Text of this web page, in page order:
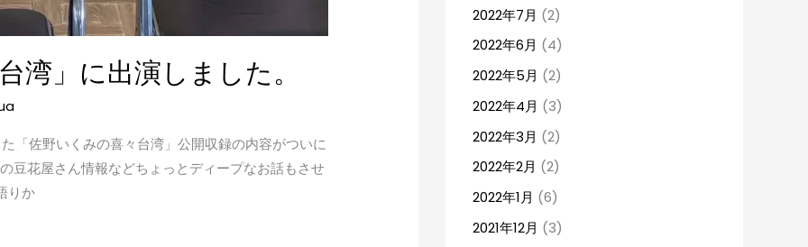
湾」に出演しました。
「佐野いくみの喜々台湾」公開収録の内容がついに
豆花屋さん情報などちょっとディープなお話もさせ
りか
2022年7月 (2)
2022年6月 (4)
2022年5月 (2)
2022年4月 (3)
2022年3月 (2)
2022年2月 (2)
2022年1月 (6)
2021年12月 (3)